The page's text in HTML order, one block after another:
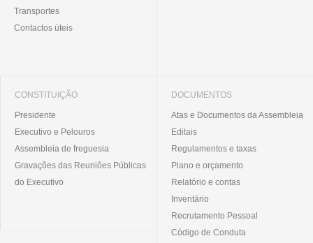
Transportes
Contactos úteis
CONSTITUIÇÃO
Presidente
Executivo e Pelouros
Assembleia de freguesia
Gravações das Reuniões Públicas
do Executivo
DOCUMENTOS
Atas e Documentos da Assembleia
Editais
Regulamentos e taxas
Plano e orçamento
Relatório e contas
Inventário
Recrutamento Pessoal
Código de Conduta